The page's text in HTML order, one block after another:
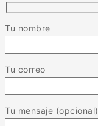
Tu nombre
Tu correo
Tu mensaje (opcional)